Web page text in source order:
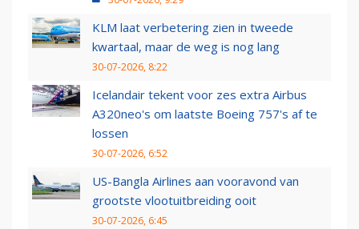
KLM laat verbetering zien in tweede
kwartaal, maar de weg is nog lang
30-07-2026, 8:22
Icelandair tekent voor zes extra Airbus
A320neo's om laatste Boeing 757's af te
lossen
30-07-2026, 6:52
US-Bangla Airlines aan vooravond van
grootste vlootuitbreiding ooit
30-07-2026, 6:45